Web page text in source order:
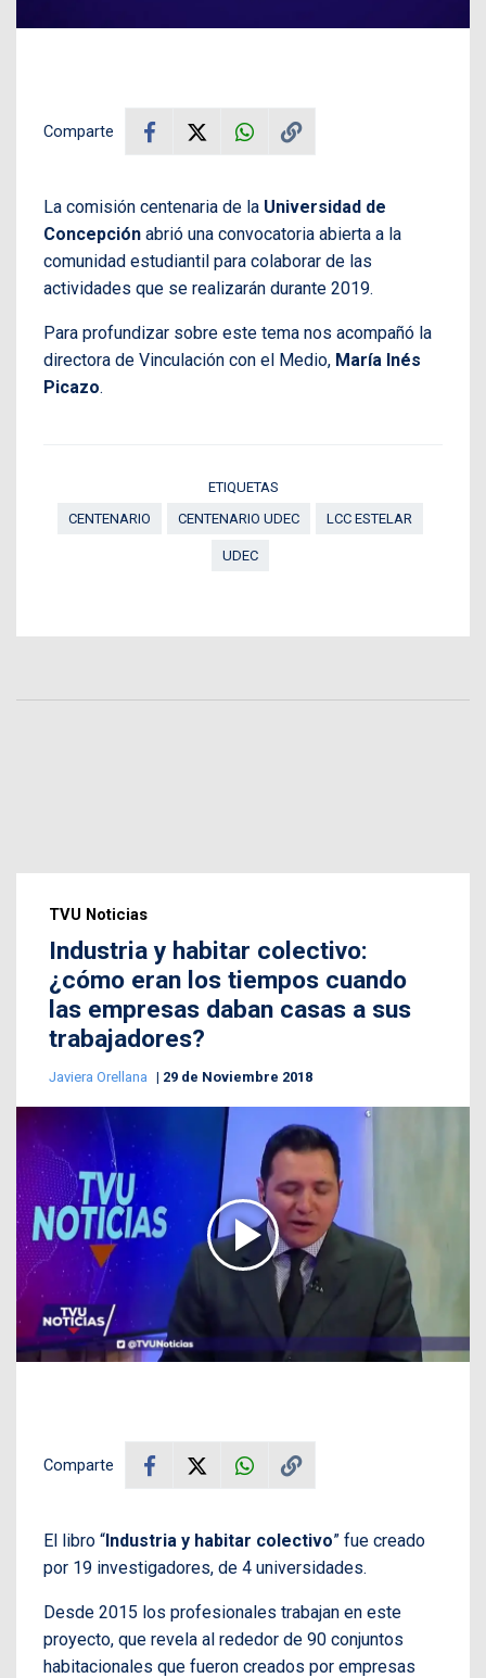
Comparte
La comisión centenaria de la Universidad de
Concepción abrió una convocatoria abierta a la
comunidad estudiantil para colaborar de las
actividades que se realizarán durante 2019.
Para profundizar sobre este tema nos acompañó la
directora de Vinculación con el Medio, María Inés
Picazo.
ETIQUETAS
CENTENARIO
CENTENARIO UDEC LCC ESTELAR
UDEC
TVU Noticias
Industria y habitar colectivo:
¿cómo eran los tiempos cuando
las empresas daban casas a sus
trabajadores?
Javiera Orellana 29 de Noviembre 2018
Comparte
El libro “ Industria y habitar colectivo” fue creado
por 19 investigadores, de 4 universidades.
Desde 2015 los profesionales trabajan en este
proyecto, que revela al rededor de 90 conjuntos
habitacionales que fueron creados por empresas